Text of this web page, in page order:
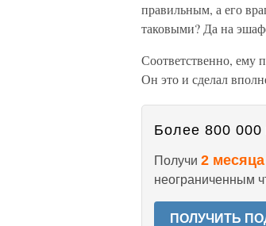
правильным, а его
таковыми? Да на
Соответственно, ему
Он это и сделал
Более 800 000
Получи 2
неограниченным
ПОЛУЧИТЬ